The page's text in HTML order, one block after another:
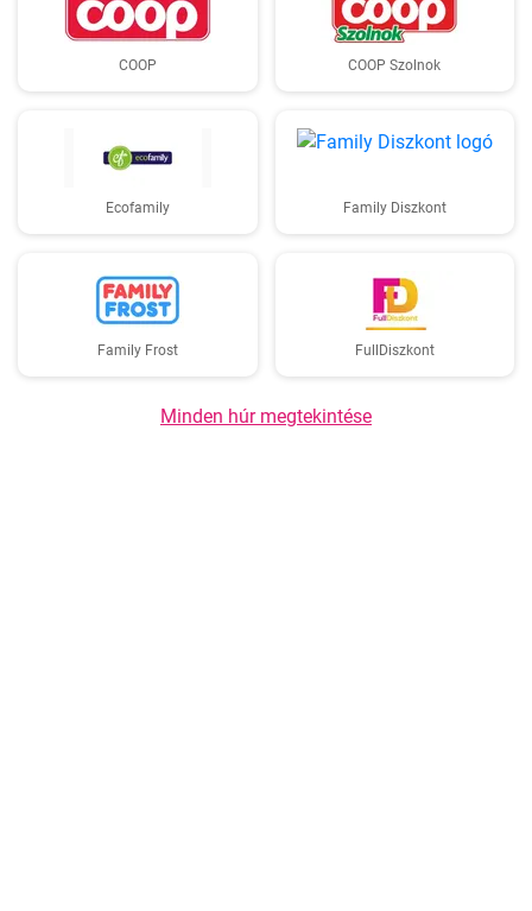
COOP COOP Szolnok
Ecofamily Family Diszkont
Family Frost FullDiszkont
Minden húr megtekintése